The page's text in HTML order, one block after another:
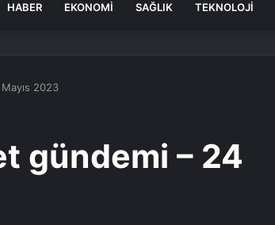
HABER EKONOMI SAĞLIK TEKNOLOJI
2023
gündemi – 24